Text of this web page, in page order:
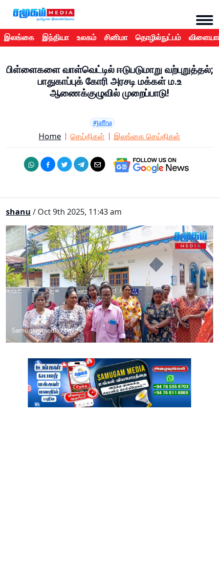
இலங்கை இந்தியா உலகம் சினிமா தொழில்நுட்பம்
பிள்ளைகளை வாள்வெட்டில் ஈடுபடுமாறு வற்புறுத்தல்;
பாதுகாப்புக் கோரி அரசடி மக்கள் ம.உ
ஆணைக்குழுவில் முறைப்பாடு!
#Jaffna
Home செய்திகள் இலங்கை செய்திகள்
shanu / Oct 9th 2025, 11:43 am